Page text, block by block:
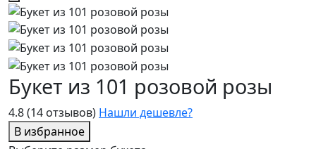
4.8(14 отзывов) Нашли дешевле?
В избранное
Букет из 101 розовой розы